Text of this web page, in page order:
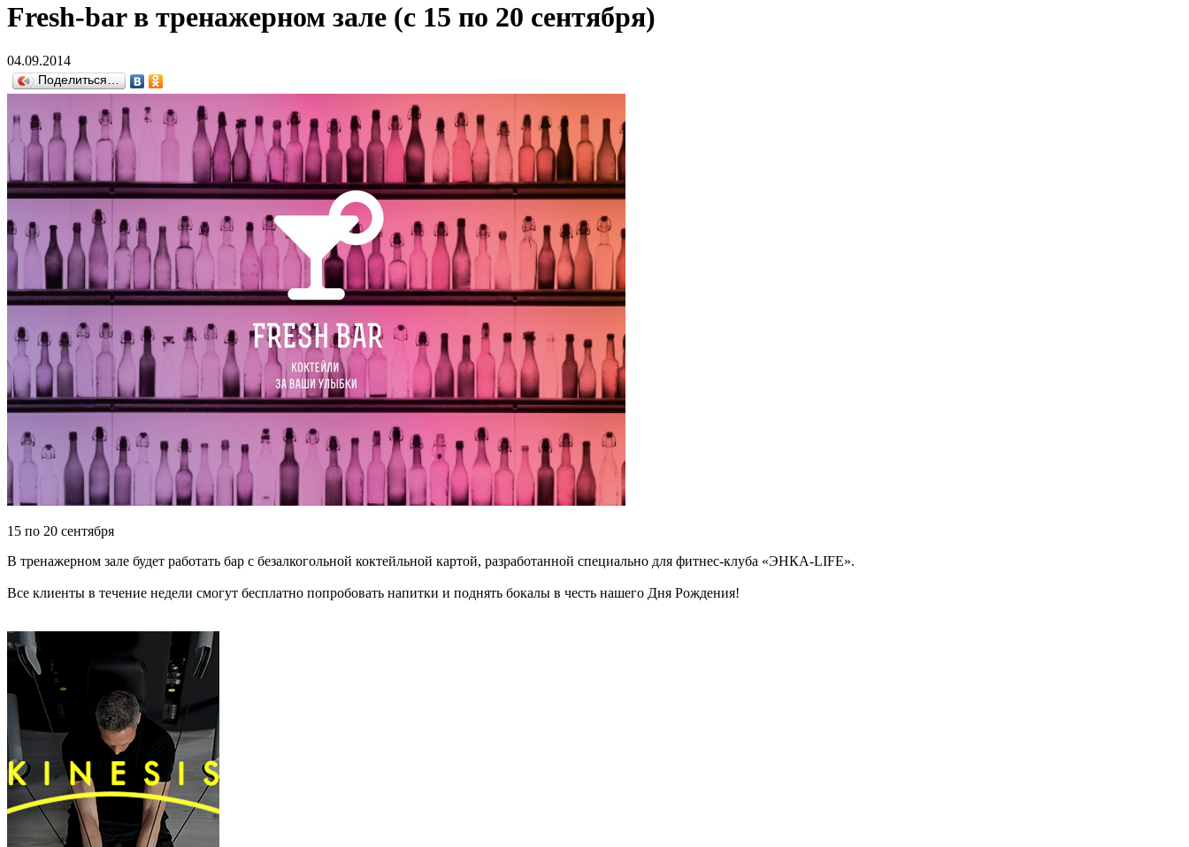
Fresh-bar в тренажерном зале (c 15 по 20 сентября)
04.09.2014
Поделиться…
15 по 20 сентября
В тренажерном зале будет работать бар с безалкогольной коктейльной картой, разработанной специально для фитнес-клуба «ЭНКА-LIFE».
Все клиенты в течение недели смогут бесплатно попробовать напитки и поднять бокалы в честь нашего Дня Рождения!